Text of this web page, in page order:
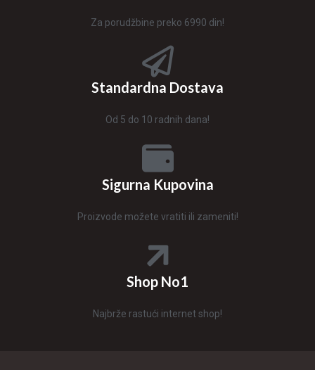
Za porudžbine preko 6990 din!
Standardna Dostava
Od 5 do 10 radnih dana!
Sigurna Kupovina
Proizvode možete vratiti ili zameniti!
Shop No1
Najbrže rastući internet shop!